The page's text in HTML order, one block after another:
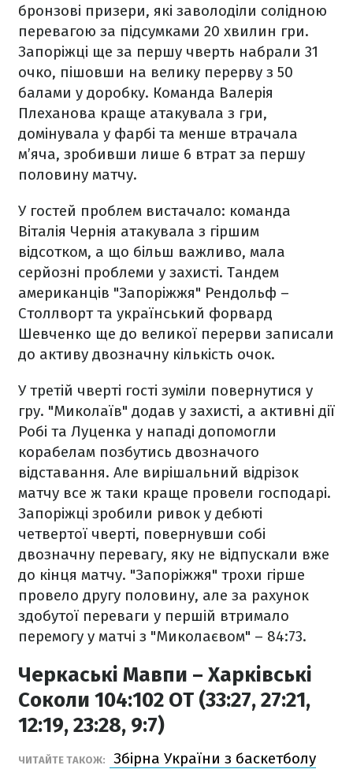
бронзові призери, які заволоділи солідною
перевагою за підсумками 20 хвилин гри.
Запоріжці ще за першу чверть набрали 31
очко, пішовши на велику перерву з 50
балами у доробку. Команда Валерія
Плеханова краще атакувала з гри,
домінувала у фарбі та менше втрачала
м’яча, зробивши лише 6 втрат за першу
половину матчу.
У гостей проблем вистачало: команда
Віталія Чернія атакувала з гіршим
відсотком, а що більш важливо, мала
серйозні проблеми у захисті. Тандем
американців "Запоріжжя" Рендольф –
Столлворт та український форвард
Шевченко ще до великої перерви записали
до активу двозначну кількість очок.
У третій чверті гості зуміли повернутися у
гру. "Миколаїв" додав у захисті, а активні дії
Робі та Луценка у нападі допомогли
корабелам позбутись двозначого
відставання. Але вирішальний відрізок
матчу все ж таки краще провели господарі.
Запоріжці зробили ривок у дебюті
четвертої чверті, повернувши собі
двозначну перевагу, яку не відпускали вже
до кінця матчу. "Запоріжжя" трохи гірше
провело другу половину, але за рахунок
здобутої переваги у першій втримало
перемогу у матчі з "Миколаєвом" – 84:73.
Черкаські Мавпи – Харківські
Соколи 104:102 ОТ (33:27, 27:21,
12:19, 23:28, 9:7)
ЧИТАЙТЕ ТАКОЖ:
Збірна України з баскетболу